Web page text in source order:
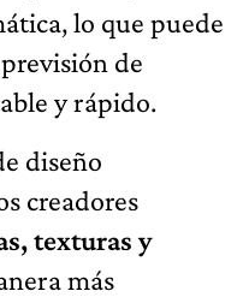
lo que puede
de
y rápido.
diseño
creadores
texturas y
más